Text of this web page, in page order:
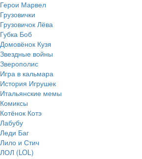
Герои Марвел
Грузовички
Грузовичок Лёва
Губка Боб
Домовёнок Кузя
Звездные войны
Зверополис
Игра в кальмара
История Игрушек
Итальянские мемы
Комиксы
Котёнок Котэ
Лабубу
Леди Баг
Лило и Стич
ЛОЛ (LOL)